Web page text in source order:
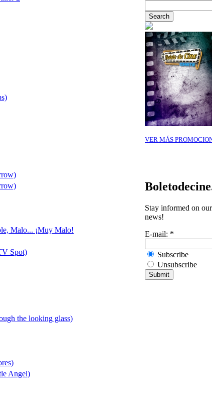
Malo... ¡Muy Malo!
Spot)
the looking glass)
Angel)
VER MÁS
Stay informed on
news!
E-mail: *
Subscribe
Unsubscribe